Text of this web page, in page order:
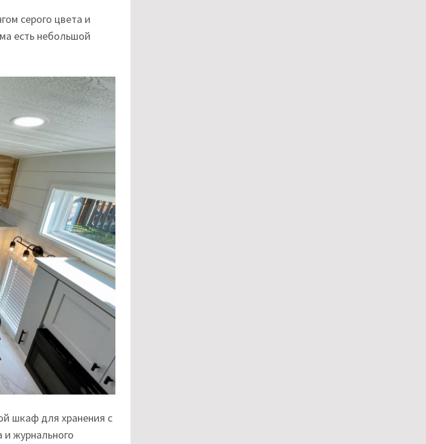
серого цвета и
есть небольшой
шкаф для хранения с
журнального